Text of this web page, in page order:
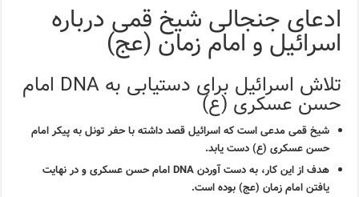
ادعای جنجالی شیخ قمی درباره
اسرائیل و امام زمان (عج)
تلاش اسرائیل برای دستیابی به DNA امام
حسن عسکری (ع)
شیخ قمی مدعی است که اسرائیل قصد داشته با حفر تونل به پیکر امام
حسن عسکری (ع) دست یابد.
هدف از این کار، به دست آوردن DNA امام حسن عسکری و در نهایت
یافتن امام زمان (عج) بوده است.